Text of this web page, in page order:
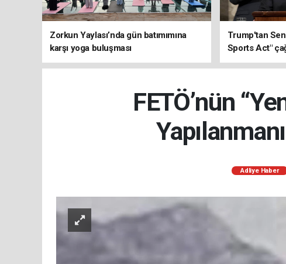
Zorkun Yaylası’nda gün batımımına
karşı yoga buluşması
Trump'tan
Sports Act"
FETÖ’nün
Adliye Haber